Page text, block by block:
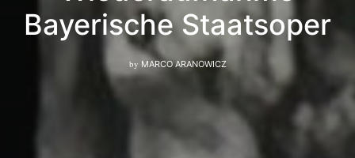
Bayerische Staatsoper
by MARCO ARANOWICZ